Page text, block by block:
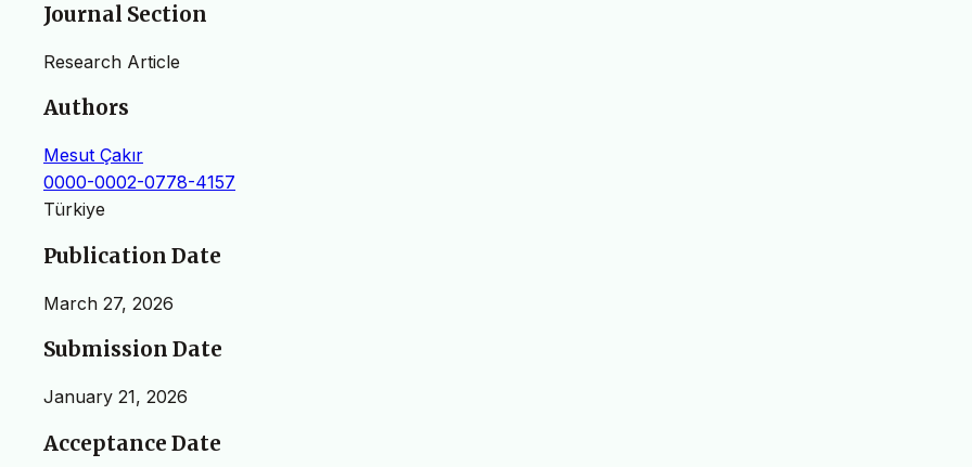
Journal Section
Research Article
Authors
Mesut Çakır
0000-0002-0778-4157
Türkiye
Publication Date
March 27, 2026
Submission Date
January 21, 2026
Acceptance Date